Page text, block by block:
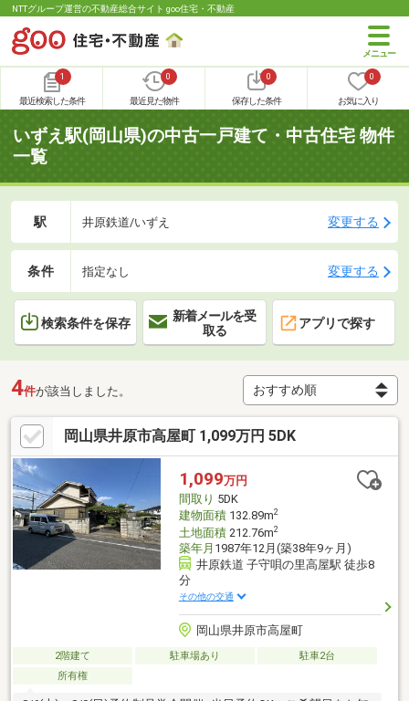
NTTグループ運営の不動産総合サイト goo住宅・不動産
1
最近検索した条件
0
最近見た物件
0
保存した条件
0
お気に入り
いずえ駅(岡山県)の中古一戸建て・中古住宅 物件
一覧
駅 井原鉄道/いずえ 変更する
条件 指定なし 変更する
検索条件を保存
新着メールを受
取る
アプリで探す
4件が該当しました。
岡山県井原市高屋町 1,099万円 5DK
1,099万円
間取り 5DK
建物面積132.89m2
土地面積212.76m2
築年月 1987年12月(築38年9ヶ月)
井原鉄道 子守唄の里高屋駅 徒歩8
分
その他の交通
岡山県井原市高屋町
2階建て 駐車場あり
駐車2台
所有権